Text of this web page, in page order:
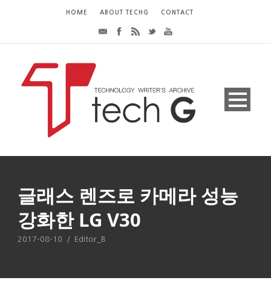
HOME ABOUT TECHG CONTACT
글래스 렌즈로 카메라 성능
강화한 LG V30
2017-08-10 / Editor_B